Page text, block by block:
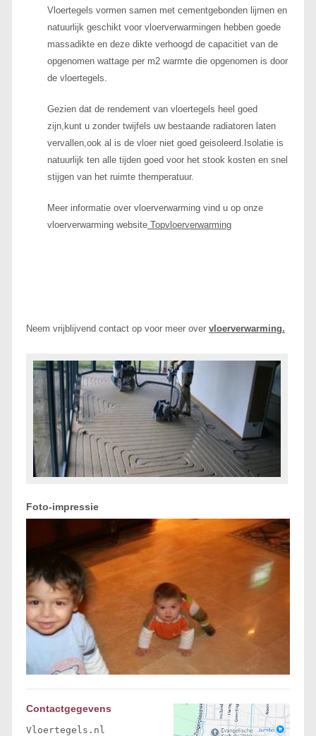
Vloertegels vormen samen met cementgebonden lijmen en
natuurlijk geschikt voor vloerverwarmingen hebben goede
massadikte en deze dikte verhoogd de capacitiet van de
opgenomen wattage per m2 warmte die opgenomen is door
de vloertegels.
Gezien dat de rendement van vloertegels heel goed
zijn,kunt u zonder twijfels uw bestaande radiatoren laten
vervallen,ook al is de vloer niet goed geisoleerd.Isolatie is
natuurlijk ten alle tijden goed voor het stook kosten en snel
stijgen van het ruimte themperatuur.
Meer informatie over vloerverwarming vind u op onze
vloerverwarming website Topvloerverwarming
Neem vrijblijvend contact op voor meer over vloerverwarming.
Foto-impressie
Contactgegevens
Vloertegels.nl